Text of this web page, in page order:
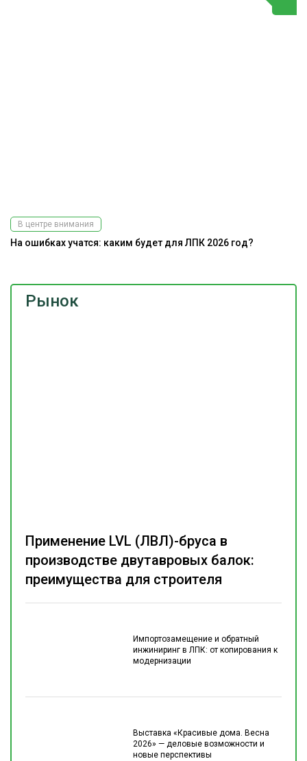
Рынок
Импортозамещение и обратный
инжиниринг в ЛПК: от копирования к
модернизации
Выставка «Красивые дома. Весна
2026» — деловые возможности и
новые перспективы
Применение LVL (ЛВЛ)-бруса в
производстве двутавровых балок:
преимущества для строителя
В центре внимания
На ошибках учатся: каким будет для ЛПК 2026 год?